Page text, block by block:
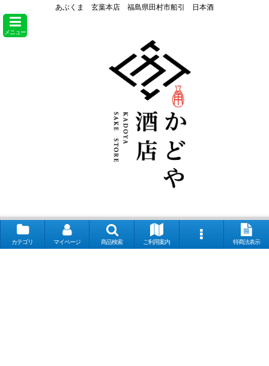
あぶくま 玄葉本店 福島県田村市船引 日本酒
メニュー
カテゴリ マイページ 商品検索 ご利用案内 特商法表示